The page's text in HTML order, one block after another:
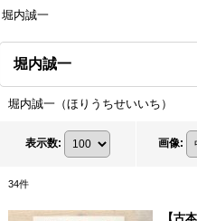
堀内誠一
堀内誠一
堀内誠一（ほりうちせいいち）
表示数: 画像:
34件
【古